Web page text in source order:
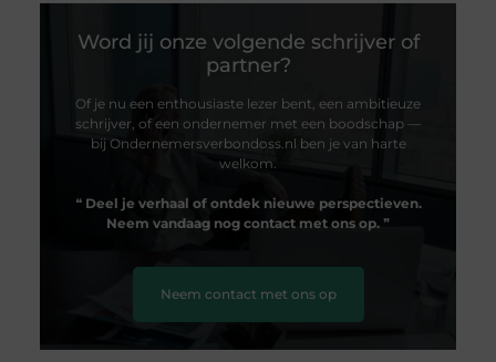
Word jij onze volgende schrijver of
partner?
Of je nu een enthousiaste lezer bent, een ambitieuze
schrijver, of een ondernemer met een boodschap —
bij Ondernemersverbondoss.nl ben je van harte
welkom.
❝ Deel je verhaal of ontdek nieuwe perspectieven.
Neem vandaag nog contact met ons op. ❞
Neem contact met ons op